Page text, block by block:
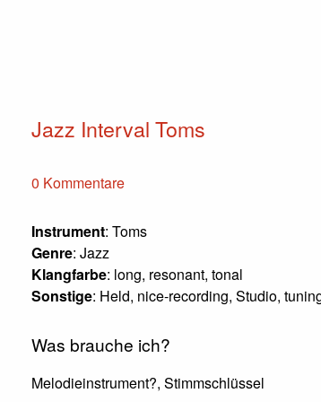
Jazz Interval Toms
0 Kommentare
Instrument: Toms
Genre: Jazz
Klangfarbe: long, resonant, tonal
Sonstige: Held, nice-recording, Studio,
Was brauche ich?
Melodieinstrument?, Stimmschlüssel